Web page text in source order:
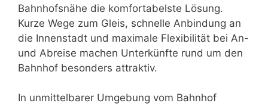
Bahnhofsnähe die komfortabelste Lösung.
Kurze Wege zum Gleis, schnelle Anbindung an
die Innenstadt und maximale Flexibilität bei An-
und Abreise machen Unterkünfte rund um den
Bahnhof besonders attraktiv.
In unmittelbarer Umgebung vom Bahnhof